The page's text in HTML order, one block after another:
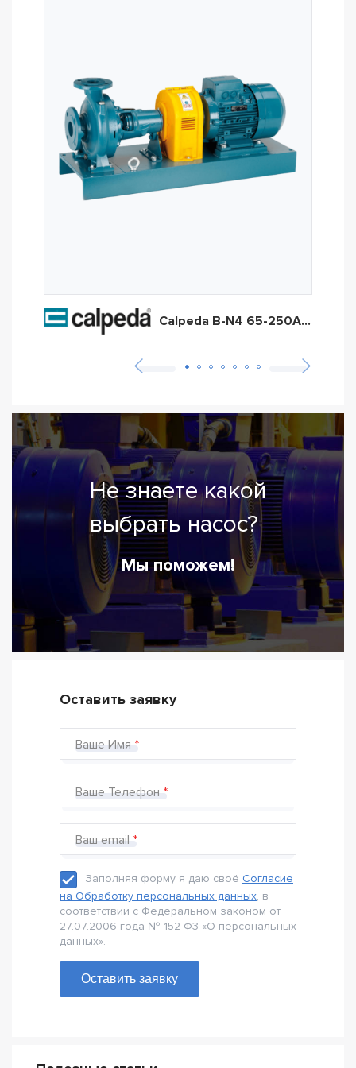
Calpeda B-N4 65-250A/B
Не знаете какой
выбрать насос?
Мы поможем!
Оставить заявку
Ваше Имя
Ваше Телефон
Ваш email
Заполняя форму я даю своё Согласие
на Обработку персональных данных, в
соответствии с Федеральном законом от
27.07.2006 года № 152-Ф3 «О персональных
данных».
Оставить заявку